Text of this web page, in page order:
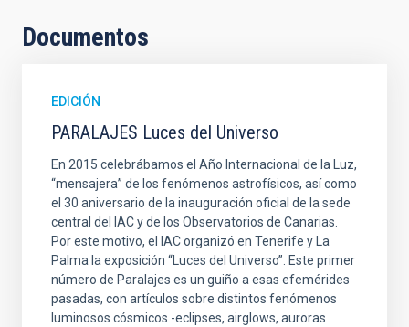
Documentos
EDICIÓN
PARALAJES Luces del Universo
En 2015 celebrábamos el Año Internacional de la Luz,
“mensajera” de los fenómenos astrofísicos, así como
el 30 aniversario de la inauguración oficial de la sede
central del IAC y de los Observatorios de Canarias.
Por este motivo, el IAC organizó en Tenerife y La
Palma la exposición “Luces del Universo”. Este primer
número de Paralajes es un guiño a esas efemérides
pasadas, con artículos sobre distintos fenómenos
luminosos cósmicos -eclipses, airglows, auroras